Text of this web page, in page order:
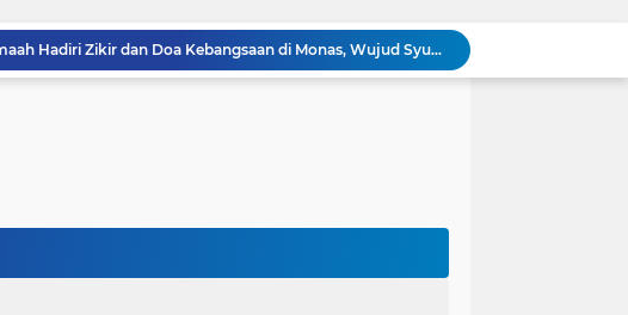
100.000 Jemaah Hadiri Zikir dan Doa Kebangsaan di Monas, Wujud Syukur atas Kemerdekaan
Wali Kota Lantik Dewan Pengawas dan Direksi BUMD, Tegaskan Komitmen pada Kinerja dan Integritas
Mahasiswa KKN Kelompok 2 UIN Siber Cirebon Dampingi Anak-Anak Ikuti Program Rumah Mengaji